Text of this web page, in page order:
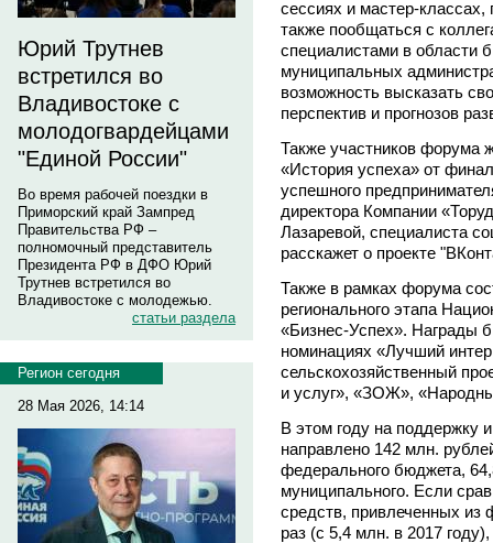
Юрий Трутнев
встретился во
Владивостоке с
молодогвардейцами
"Единой России"
Во время рабочей поездки в
Приморский край Зампред
Правительства РФ –
полномочный представитель
Президента РФ в ДФО Юрий
Трутнев встретился во
Владивостоке с молодежью.
статьи раздела
Регион сегодня
28 Мая 2026, 14:14
сессиях и мастер-классах,
также пообщаться с
специалистами в области
муниципальных
возможность высказать
перспектив и прогнозов
Также участников форума
«История успеха» от
успешного
директора Компании
Лазаревой, специалиста
расскажет о проекте
Также в рамках форума
регионального этапа
«Бизнес-Успех». Награды
номинациях «Лучший
сельскохозяйственный
и услуг», «ЗОЖ»,
В этом году на поддержку
направлено 142 млн.
федерального бюджета,
муниципального. Если
средств, привлеченных из
раз (с 5,4 млн. в 2017